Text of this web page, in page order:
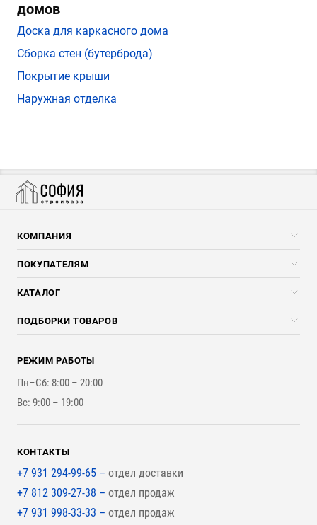
домов
Доска для каркасного дома
Сборка стен (бутерброда)
Покрытие крыши
Наружная отделка
КОМПАНИЯ
Компания
Услуги
ПОКУПАТЕЛЯМ
Скидки стройкомпаниям
Доставка и разгрузка
Оплата и Возврат
Наши работы
КАТАЛОГ
Погонажные изделия
Брикеты, Дрова, Стружка
Стройматериалы
Инструменты
ПОДБОРКИ ТОВАРОВ
Для бутерброда стены
Для наружной отделки
Для покрытия крыши
РЕЖИМ РАБОТЫ
Пн–Сб: 8:00 – 20:00
Вс: 9:00 – 19:00
КОНТАКТЫ
+7 931 294-99-65 – отдел доставки
+7 812 309-27-38 – отдел продаж
+7 931 998-33-33 – отдел продаж